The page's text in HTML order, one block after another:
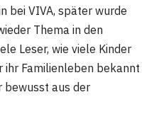
bei VIVA, später wurde
Thema in den
Leser, wie viele Kinder
ihr Familienleben bekannt
bewusst aus der